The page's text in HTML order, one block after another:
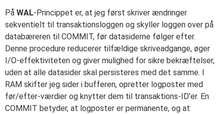
På WAL-Princippet er, at jeg først skriver ændringer
sekventielt til transaktionsloggen og skyller loggen over på
databæreren til COMMIT, før datasiderne følger efter.
Denne procedure reducerer tilfældige skriveadgange, øger
I/O-effektiviteten og giver mulighed for sikre bekræftelser,
uden at alle datasider skal persisteres med det samme. I
RAM skifter jeg sider i bufferen, opretter logposter med
før/efter-værdier og knytter dem til transaktions-ID'er. En
COMMIT betyder, at logposter er permanente, og at